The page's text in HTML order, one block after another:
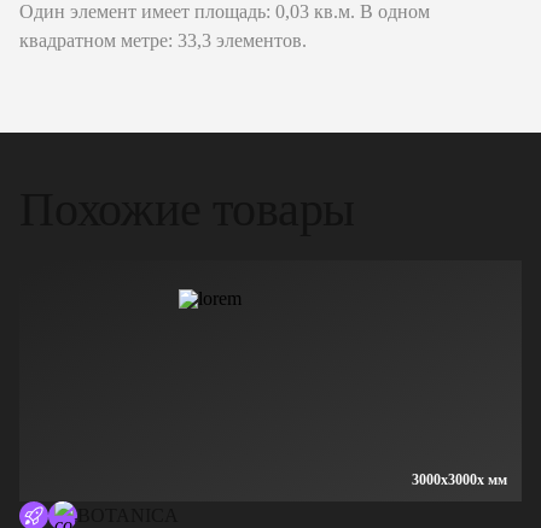
Один элемент имеет площадь: 0,03 кв.м. В одном
квадратном метре: 33,3 элементов.
3000x3000x мм